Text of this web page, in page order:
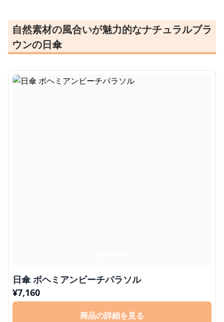
自然素材の風合いが魅力的なナチュラルブラ
ウンの日傘
日傘 ボヘミアンビーチパラソル
¥7,160
商品の詳細を見る